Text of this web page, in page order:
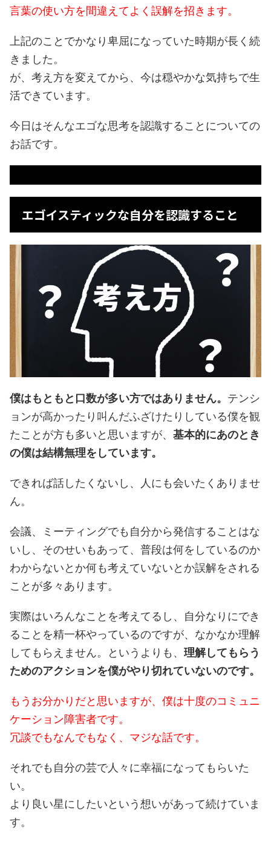
言葉の使い方を間違えてよく誤解を招きます。
上記のことでかなり卑屈になっていた時期が長く続
きました。
が、考え方を変えてから、今は穏やかな気持ちで生
活できています。
今日はそんなエゴな思考を認識することについての
お話です。
エゴイスティックな自分を認識すること
僕はもともと口数が多い方ではありません。 テンシ
ョンが高かったり叫んだふざけたりしている僕を観
たことが方も多いと思いますが、 基本的にあのとき
の僕は結構無理をしています。
できれば話したくないし、人にも会いたくありませ
ん。
会議、ミーティングでも自分から発信することはな
いし、そのせいもあって、普段は何をしているのか
わからないとか何も考えていないとか誤解をされる
ことが多々あります。
実際はいろんなことを考えてるし、自分なりにでき
ることを精一杯やっているのですが、なかなか理解
してもらえません。というよりも、 理解してもらう
ためのアクションを僕がやり切れていないのです。
もうお分かりだと思いますが、僕は十度のコミュニ
ケーション障害者です。
冗談でもなんでもなく、マジな話です。
それでも自分の芸で人々に幸福になってもらいた
い。
より良い星にしたいという想いがあって続けていま
す。